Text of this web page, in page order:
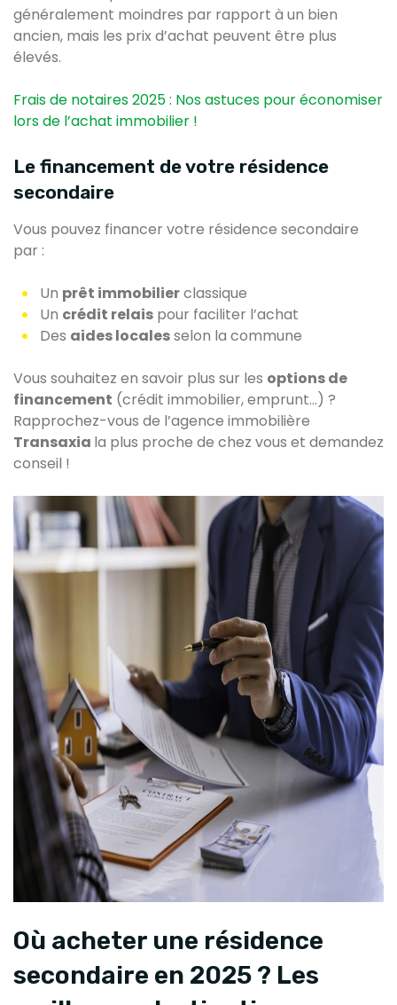
généralement moindres par rapport à un bien
ancien, mais les prix d’achat peuvent être plus
élevés.
Frais de notaires 2025 : Nos astuces pour économiser
lors de l’achat immobilier !
Le financement de votre résidence
secondaire
Vous pouvez financer votre résidence secondaire
par :
Un prêt immobilierclassique
Un crédit relais pour faciliter l’achat
Des aides localesselon la commune
Vous souhaitez en savoir plus sur les options de
financement (crédit immobilier, emprunt...) ?
Rapprochez-vous de l’agence immobilière
Transaxia la plus proche de chez vous et demandez
conseil !
Où acheter une résidence
secondaire en 2025 ? Les